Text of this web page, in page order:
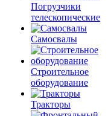
Погрузчики
телескопические
Самосвалы
Строительное
оборудование
Тракторы